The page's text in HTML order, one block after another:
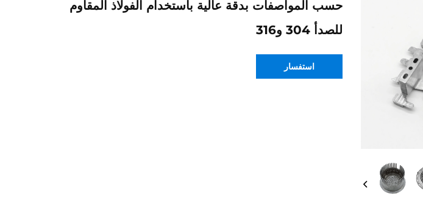
حسب المواصفات بدقة عالية باستخدام الفولاذ المقاوم
للصدأ 304 و316
استفسار